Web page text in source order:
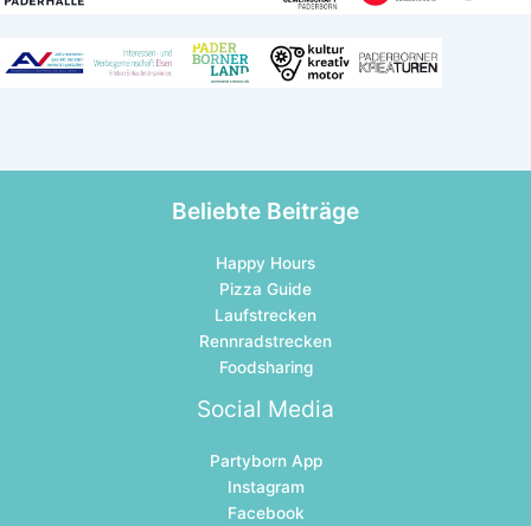
Beliebte Beiträge
Happy Hours
Pizza Guide
Laufstrecken
Rennradstrecken
Foodsharing
Social Media
Partyborn App
Instagram
Facebook